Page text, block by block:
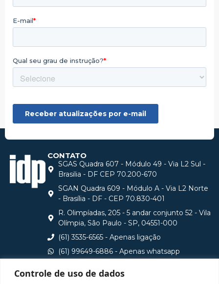
Controle de uso de dados
CONTATO
SGAS Quadra 607 - Módulo 49 - Via L2 Sul -
Brasilia - DF CEP 70.200-670
SGAN Quadra 609 - Módulo A - Via L2 Norte
- Brasília - DF - CEP 70.830-401
R. Olimpíadas, 205 - 5 andar conjunto 52 - Vila
Olímpia, São Paulo - SP, 04551-000
(61) 3535-6565 - Apenas ligação
(61) 99649-6886 - Apenas whatsapp